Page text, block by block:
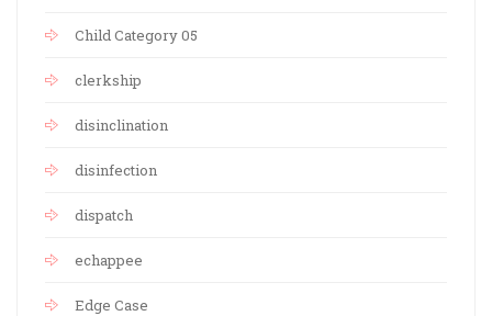
Child Category 05
clerkship
disinclination
disinfection
dispatch
echappee
Edge Case